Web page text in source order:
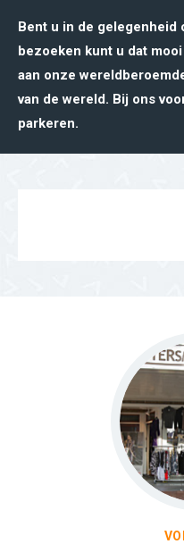
Bent u in de gelegenheid
bezoeken kunt u dat
aan onze
van de wereld. Bij ons
parkeren.